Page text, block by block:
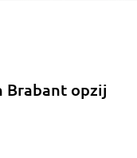
Brabant opzij